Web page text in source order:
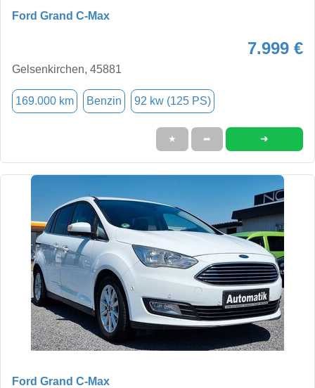
Ford Grand C-Max
7.999 €
Gelsenkirchen, 45881
169.000 km Benzin 92 kw (125 PS)
★ ➦ ➜
Ford Grand C-Max